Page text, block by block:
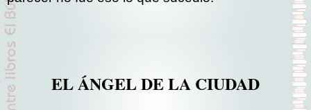
EL ÁNGEL DE LA CIUDAD